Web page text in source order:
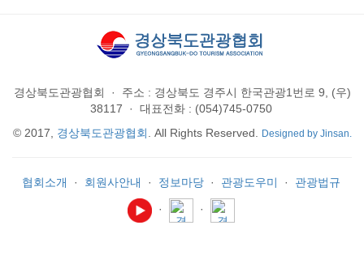
경상북도관광협회 ·
주소 : 경상북도 경주시 한국관광1번로 9, (우)
38117
·
대표전화 : (054)745-0750
© 2017, 경상북도관광협회 . All Rights Reserved. Designed by Jinsan.
협회소개 · 회원사안내 · 정보마당 · 관광도우미 · 관광법규
· ·